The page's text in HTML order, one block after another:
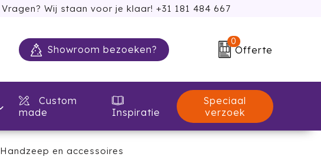
Vragen? Wij staan voor je klaar! +31 181 484 667
Showroom bezoeken?
0
Offerte
Custom
made
Inspiratie
Speciaal
verzoek
Handzeep en accessoires